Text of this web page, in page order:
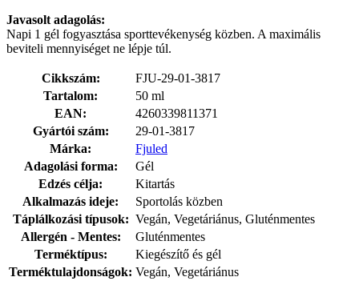
Javasolt adagolás:
Napi 1 gél fogyasztása sporttevékenység közben. A maximális
beviteli mennyiséget ne lépje túl.
Cikkszám:
FJU-29-01-3817
Tartalom:
50 ml
EAN:
4260339811371
Gyártói szám:
29-01-3817
Márka:
Fjuled
Adagolási forma:
Gél
Edzés célja:
Kitartás
Alkalmazás ideje:
Sportolás közben
Táplálkozási típusok: Vegán, Vegetáriánus, Gluténmentes
Allergén - Mentes:
Gluténmentes
Terméktípus:
Kiegészítő és gél
Terméktulajdonságok: Vegán, Vegetáriánus